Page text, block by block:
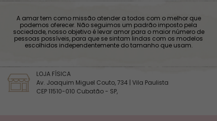
A amar tem como missão atender a todos com o melhor que
podemos oferecer. Não seguimos um padrão imposto pela
sociedade, nosso objetivo é levar amor para o maior número de
pessoas possíveis, para que se sintam lindas com os modelos
escolhidos independentemente do tamanho que usam.
LOJA FÍSICA
Av. Joaquim Miguel Couto, 734 | Vila Paulista
CEP 11510-010 Cubatão - SP,